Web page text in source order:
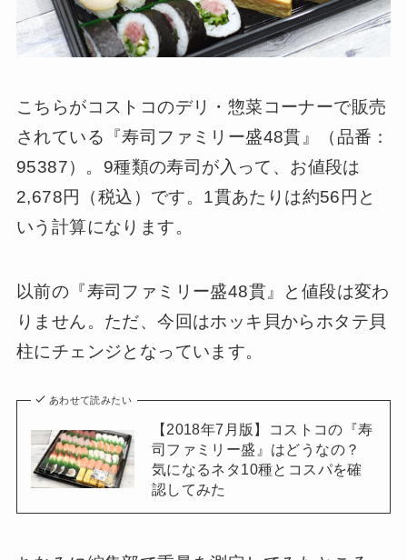
こちらがコストコのデリ・惣菜コーナーで販売
されている『寿司ファミリー盛48貫』（品番：
95387）。9種類の寿司が入って、お値段は
2,678円（税込）です。1貫あたりは約56円と
いう計算になります。
以前の『寿司ファミリー盛48貫』と値段は変わ
りません。ただ、今回はホッキ貝からホタテ貝
柱にチェンジとなっています。
あわせて読みたい
【2018年7月版】コストコの『寿
司ファミリー盛』はどうなの？
気になるネタ10種とコスパを確
認してみた